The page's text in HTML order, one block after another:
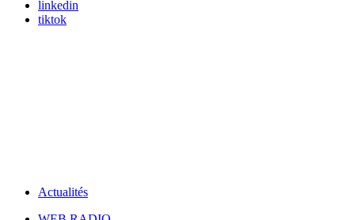
linkedin
tiktok
Actualités